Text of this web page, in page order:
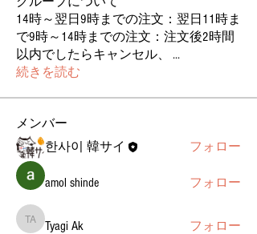
14時～翌日9時までの注文：翌日11時ま
で9時～14時までの注文：注文後2時間
以内でしたらキャンセル、 ...
続きを読む
メンバー
한사이 韓サイ
フォロー
amol shinde フォロー
Tyagi AkTyagi Ak フォロー